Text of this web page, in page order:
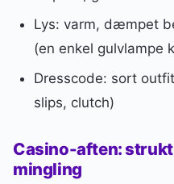
Lys: varm, dæmpet
(en enkel gulvlampe
Dresscode: sort
slips, clutch)
Casino-aften:
mingling